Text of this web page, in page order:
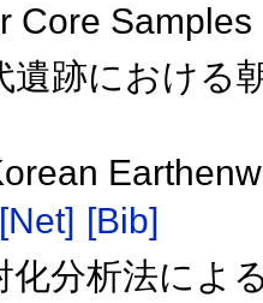
Core Samples
遺跡における
[Net] [Bib]
化分析法によ